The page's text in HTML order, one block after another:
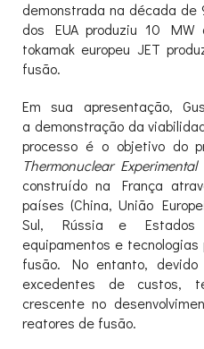
demonstrada na década de
dos EUA produziu 10
tokamak europeu JET
fusão.
Em sua apresentação,
a demonstração da
processo é o objetivo do
Thermonuclear Experimental
construído na França
países (China, União
Sul, Rússia e
equipamentos e
fusão. No entanto,
excedentes de custos,
crescente no
reatores de fusão.